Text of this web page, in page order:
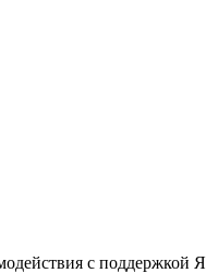
с поддержкой